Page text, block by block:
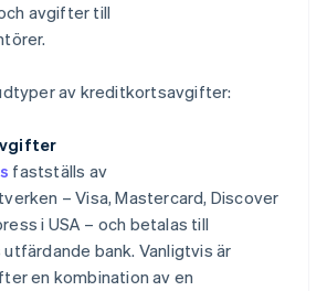
avgifter till
av kreditkortsavgifter:
fastställs av
– Visa, Mastercard, Discover
i USA – och betalas till
bank. Vanligtvis är
en kombination av en